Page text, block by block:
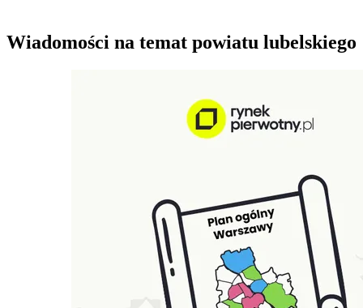
Wiadomości na temat powiatu lubelskiego